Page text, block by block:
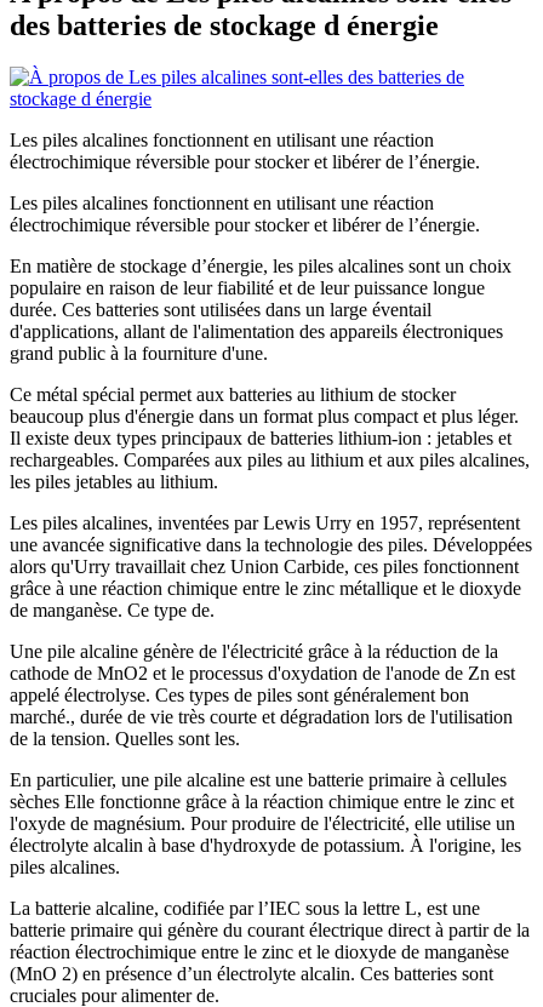
des batteries de stockage d énergie
Les piles alcalines fonctionnent en utilisant une réaction
électrochimique réversible pour stocker et libérer de l’énergie.
Les piles alcalines fonctionnent en utilisant une réaction
électrochimique réversible pour stocker et libérer de l’énergie.
En matière de stockage d’énergie, les piles alcalines sont un choix
populaire en raison de leur fiabilité et de leur puissance longue
durée. Ces batteries sont utilisées dans un large éventail
d'applications, allant de l'alimentation des appareils électroniques
grand public à la fourniture d'une.
Ce métal spécial permet aux batteries au lithium de stocker
beaucoup plus d'énergie dans un format plus compact et plus léger.
Il existe deux types principaux de batteries lithium-ion : jetables et
rechargeables. Comparées aux piles au lithium et aux piles alcalines,
les piles jetables au lithium.
Les piles alcalines, inventées par Lewis Urry en 1957, représentent
une avancée significative dans la technologie des piles. Développées
alors qu'Urry travaillait chez Union Carbide, ces piles fonctionnent
grâce à une réaction chimique entre le zinc métallique et le dioxyde
de manganèse. Ce type de.
Une pile alcaline génère de l'électricité grâce à la réduction de la
cathode de MnO2 et le processus d'oxydation de l'anode de Zn est
appelé électrolyse. Ces types de piles sont généralement bon
marché., durée de vie très courte et dégradation lors de l'utilisation
de la tension. Quelles sont les.
En particulier, une pile alcaline est une batterie primaire à cellules
sèches Elle fonctionne grâce à la réaction chimique entre le zinc et
l'oxyde de magnésium. Pour produire de l'électricité, elle utilise un
électrolyte alcalin à base d'hydroxyde de potassium. À l'origine, les
piles alcalines.
La batterie alcaline, codifiée par l’IEC sous la lettre L, est une
batterie primaire qui génère du courant électrique direct à partir de la
réaction électrochimique entre le zinc et le dioxyde de manganèse
(MnO 2) en présence d’un électrolyte alcalin. Ces batteries sont
cruciales pour alimenter de.